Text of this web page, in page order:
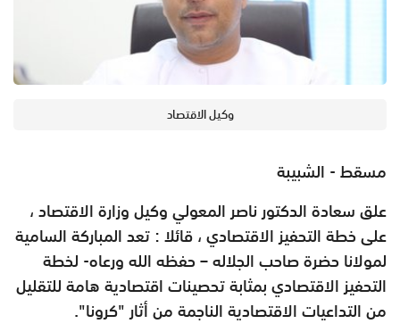
وكيل الاقتصاد
مسقط - الشبيبة
علق سعادة الدكتور ناصر المعولي وكيل وزارة الاقتصاد ،
على خطة التحفيز الاقتصادي ، قائلا : تعد المباركة السامية
لمولانا حضرة صاحب الجلاله – حفظه الله ورعاه- لخطة
التحفيز الاقتصادي بمثابة تحصينات اقتصادية هامة للتقليل
من التداعيات الاقتصادية الناجمة من أثار "كرونا".